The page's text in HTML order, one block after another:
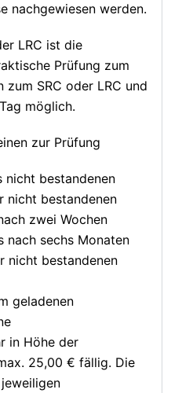
nachgewiesen werden.
LRC ist die
Prüfung zum
zum SRC oder LRC und
möglich.
zur Prüfung
nicht bestandenen
nicht bestandenen
zwei Wochen
nach sechs Monaten
nicht bestandenen
geladenen
in Höhe der
25,00 € fällig. Die